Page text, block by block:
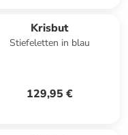
Krisbut
Stiefeletten in blau
129,95 €